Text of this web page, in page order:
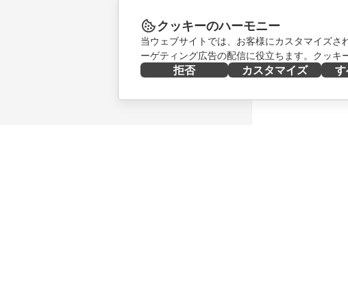
クッキーのハーモニー
当ウェブサイトでは、お客様にカスタマイズ
ーゲティング広告の配信に役立ちます。クッキ
拒否 カスタマイズ